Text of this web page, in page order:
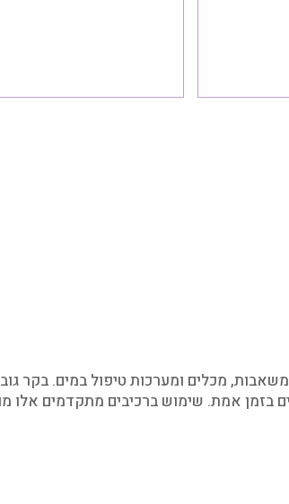
מכלים ומערכות טיפול במים. בקר
בזמן אמת. שימוש ברכיבים מתקדמים אלו